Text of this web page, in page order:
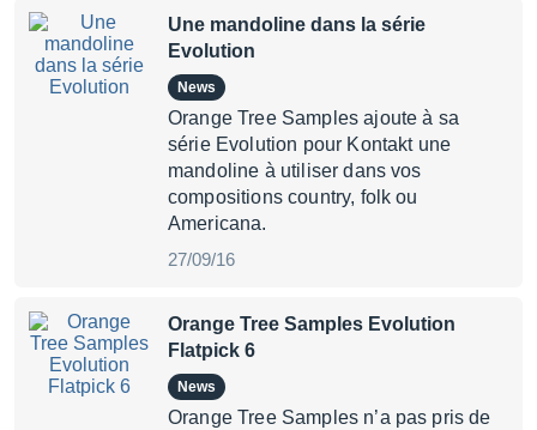
Une mandoline dans la série
Evolution
News
Orange Tree Samples ajoute à sa
série Evolution pour Kontakt une
mandoline à utiliser dans vos
compositions country, folk ou
Americana.
27/09/16
Orange Tree Samples Evolution
Flatpick 6
News
Orange Tree Samples n’a pas pris de